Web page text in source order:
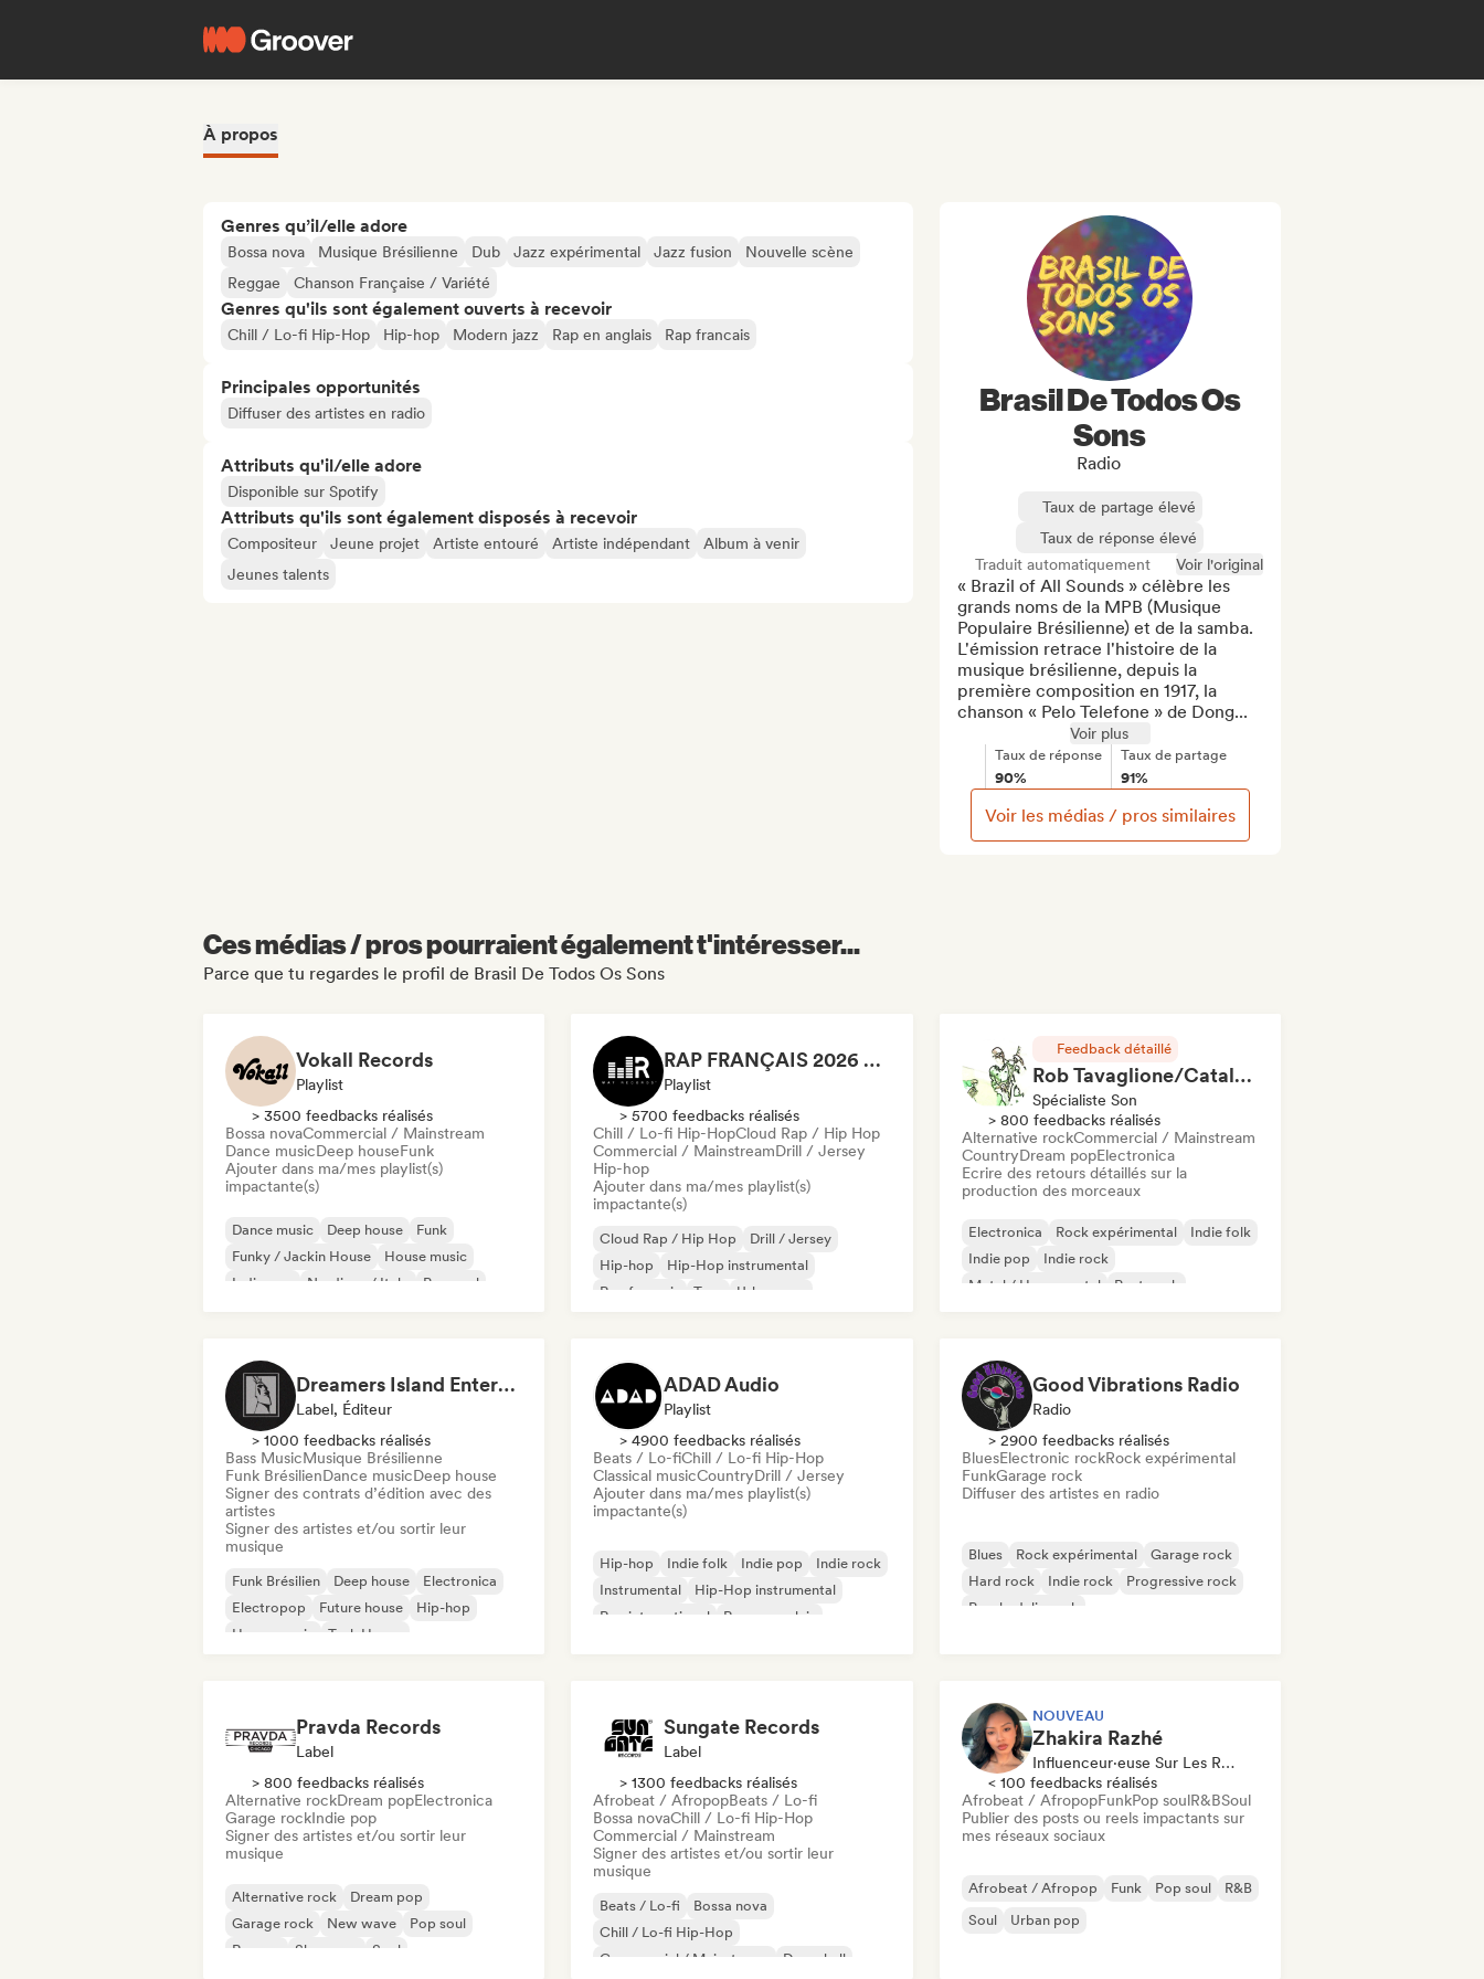
À propos
Genres qu’il/elle adore
Bossa nova Musique Brésilienne Dub Jazz expérimental Jazz fusion
Nouvelle scène
Reggae
Chanson Française / Variété
Genres qu'ils sont également ouverts à recevoir
Chill / Lo-fi Hip-Hop Hip-hop Modern jazz Rap en anglais Rap francais
Principales opportunités
Diffuser des artistes en radio
Attributs qu'il/elle adore
Disponible sur Spotify
Attributs qu'ils sont également disposés à recevoir
Compositeur Jeune projet Artiste entouré Artiste indépendant
Album à venir
Jeunes talents
Brasil De Todos Os
Sons
Radio
Taux de partage élevé
Taux de réponse élevé
Traduit automatiquement
Voir l'original
« Brazil of All Sounds » célèbre les
grands noms de la MPB (Musique
Populaire Brésilienne) et de la samba.
L'émission retrace l'histoire de la
musique brésilienne, depuis la
première composition en 1917, la
chanson « Pelo Telefone » de Dong...
Voir plus
Taux de réponse
90%
Taux de partage
91%
Voir les médias / pros similaires
Ces médias / pros pourraient également t'intéresser...
Parce que tu regardes le profil de Brasil De Todos Os Sons
Vokall Records
Playlist
> 3500 feedbacks réalisés
Bossa novaCommercial / Mainstream
Dance musicDeep houseFunk
Ajouter dans ma/mes playlist(s)
impactante(s)
Dance music Deep house
Funk
Funky / Jackin House
House music
Indie pop
Nu-disco / Italo Pop soul
RAP FRANÇAIS 2026 🔥🇫🇷 (Way Records)
Playlist
> 5700 feedbacks réalisés
Chill / Lo-fi Hip-HopCloud Rap / Hip Hop
Commercial / MainstreamDrill / Jersey
Hip-hop
Ajouter dans ma/mes playlist(s)
impactante(s)
Cloud Rap / Hip Hop
Drill / Jersey
Hip-hop
Hip-Hop instrumental
Rap francais
Trap
Urban pop
Feedback détaillé
Rob Tavaglione/Catalyst Recording
Spécialiste Son
> 800 feedbacks réalisés
Alternative rockCommercial / Mainstream
CountryDream popElectronica
Ecrire des retours détaillés sur la
production des morceaux
Electronica Rock expérimental
Indie folk
Indie pop
Indie rock
Metal / Heavy metal
Post punk
Dreamers Island Entertainment
Label, Éditeur
> 1000 feedbacks réalisés
Bass MusicMusique Brésilienne
Funk BrésilienDance musicDeep house
Signer des contrats d’édition avec des
artistes
Signer des artistes et/ou sortir leur
musique
Funk Brésilien Deep house
Electronica
Electropop
Future house
Hip-hop
House music
Tech House
ADAD Audio
Playlist
> 4900 feedbacks réalisés
Beats / Lo-fiChill / Lo-fi Hip-Hop
Classical musicCountryDrill / Jersey
Ajouter dans ma/mes playlist(s)
impactante(s)
Hip-hop Indie folk Indie pop
Indie rock
Instrumental
Hip-Hop instrumental
Rap international
Rap en anglais
Good Vibrations Radio
Radio
> 2900 feedbacks réalisés
BluesElectronic rockRock expérimental
FunkGarage rock
Diffuser des artistes en radio
Blues Rock expérimental
Garage rock
Hard rock
Indie rock
Progressive rock
Psychedelic rock
Pravda Records
Label
> 800 feedbacks réalisés
Alternative rockDream popElectronica
Garage rockIndie pop
Signer des artistes et/ou sortir leur
musique
Alternative rock
Dream pop
Garage rock
New wave
Pop soul
Reggae
Shoegaze Soul
Sungate Records
Label
> 1300 feedbacks réalisés
Afrobeat / AfropopBeats / Lo-fi
Bossa novaChill / Lo-fi Hip-Hop
Commercial / Mainstream
Signer des artistes et/ou sortir leur
musique
Beats / Lo-fi
Bossa nova
Chill / Lo-fi Hip-Hop
Commercial / Mainstream
Dancehall
NOUVEAU
Zhakira Razhé
Influenceur·euse Sur Les Réseaux Sociaux
< 100 feedbacks réalisés
Afrobeat / AfropopFunkPop soulR&BSoul
Publier des posts ou reels impactants sur
mes réseaux sociaux
Afrobeat / Afropop Funk Pop soul
R&B
Soul
Urban pop